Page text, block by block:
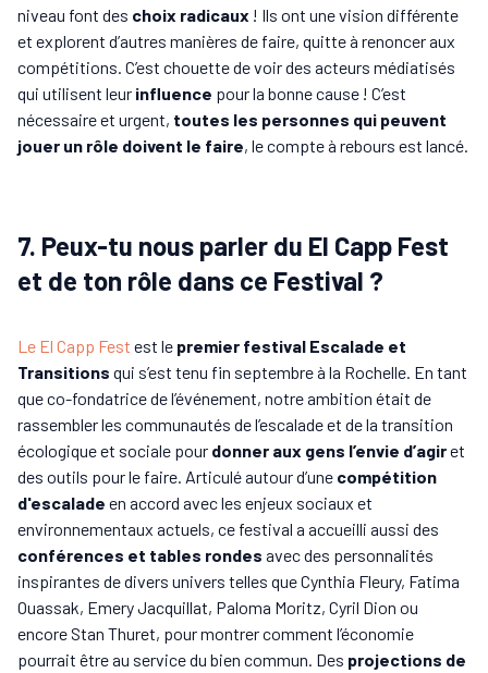
niveau font des choix radicaux ! Ils ont une vision différente
et explorent d’autres manières de faire, quitte à renoncer aux
compétitions. C’est chouette de voir des acteurs médiatisés
qui utilisent leur influence pour la bonne cause ! C’est
nécessaire et urgent, toutes les personnes qui peuvent
jouer un rôle doivent le faire, le compte à rebours est lancé.
7. Peux-tu nous parler du El Capp Fest
et de ton rôle dans ce Festival ?
Le El Capp Fest est le premier festival Escalade et
Transitions qui s’est tenu fin septembre à la Rochelle. En tant
que co-fondatrice de l’événement, notre ambition était de
rassembler les communautés de l’escalade et de la transition
écologique et sociale pour donner aux gens l’envie d’agiret
des outils pour le faire. Articulé autour d’une compétition
d'escalade en accord avec les enjeux sociaux et
environnementaux actuels, ce festival a accueilli aussi des
conférences et tables rondes avec des personnalités
inspirantes de divers univers telles que Cynthia Fleury, Fatima
Ouassak, Emery Jacquillat, Paloma Moritz, Cyril Dion ou
encore Stan Thuret, pour montrer comment l’économie
pourrait être au service du bien commun. Des projections de